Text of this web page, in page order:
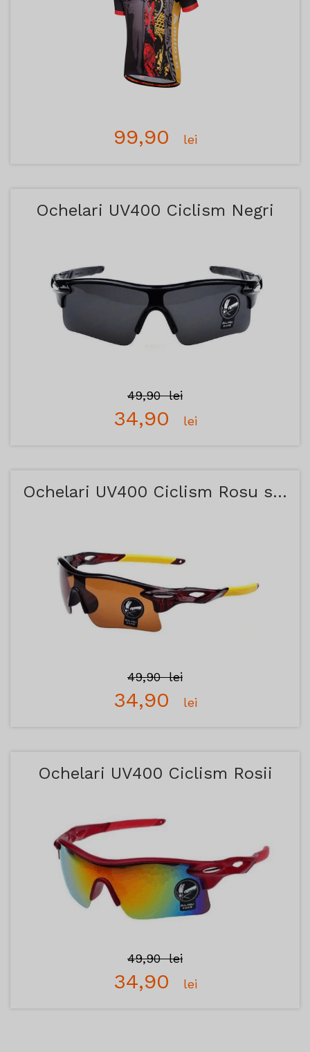
99,90 lei
Ochelari UV400 Ciclism Negri
49,90lei
34,90 lei
Ochelari UV400 Ciclism Rosu si Galben
49,90lei
34,90 lei
Ochelari UV400 Ciclism Rosii
49,90lei
34,90 lei